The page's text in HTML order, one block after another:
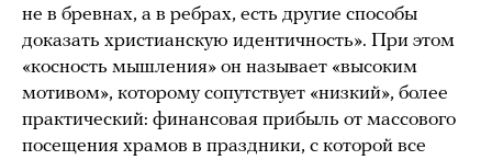
не в бревнах, а в ребрах, есть другие способы
доказать христианскую идентичность». При этом
«косность мышления» он называет «высоким
мотивом», которому сопутствует «низкий», более
практический: финансовая прибыль от массового
посещения храмов в праздники, с которой все